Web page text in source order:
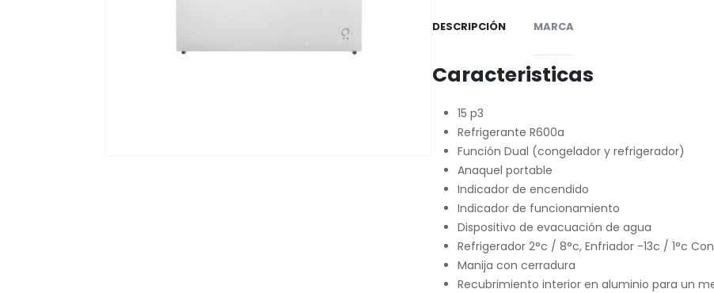
DESCRIPCIÓN MARCA
Caracteristicas
15 p3
Refrigerante R600a
Función Dual (congelador y refrigerador)
Anaquel portable
Indicador de encendido
Indicador de funcionamiento
Dispositivo de evacuación de agua
Refrigerador 2°c / 8°c, Enfriador -13c / 1°c
Manija con cerradura
Recubrimiento interior en aluminio para un